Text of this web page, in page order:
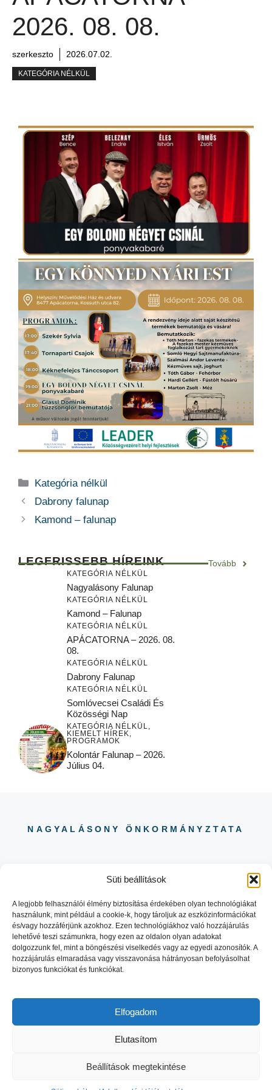
Süti beállítások
A legjobb felhasználói élmény biztosítása érdekében olyan technológiákat
használunk, mint például a cookie-k, hogy tároljuk az eszközinformációkat
és/vagy hozzáférjünk azokhoz. Ezen technológiákhoz való hozzájárulás
lehetővé teszi számunkra, hogy ezen az oldalon olyan adatokat
dolgozzunk fel, mint a böngészési viselkedés vagy az egyedi azonosítók. A
hozzájárulás elmaradása vagy visszavonása hátrányosan befolyásolhat
bizonyos funkciókat és funkciókat.
Elfogadom
Elutasítom
Beállítások megtekintése
2026. 08. 08.
szerkeszto 2026.07.02.
KATEGÓRIA NÉLKÜL
Kategória
Kategória nélkül
Dabrony falunap
Kamond – falunap
LEGFRISSEBB HÍREINK Tovább
KATEGÓRIA NÉLKÜL
Nagyalásony Falunap
KATEGÓRIA NÉLKÜL
Kamond – Falunap
KATEGÓRIA NÉLKÜL
APÁCATORNA – 2026. 08.
08.
KATEGÓRIA NÉLKÜL
Dabrony Falunap
KATEGÓRIA NÉLKÜL
Somlóvecsei Családi És
Közösségi Nap
KATEGÓRIA NÉLKÜL,
KIEMELT HÍREK,
PROGRAMOK
Kolontár Falunap – 2026.
Július 04.
NAGYALÁSONY ÖNKORMÁNYZTATA
06 88 504 730
8484 NAGYALÁSONY KOSSUTH
LAJOS UTCA 29.
WEBOLDAL:ONLINESTORY.HU
IMPRESSZUM